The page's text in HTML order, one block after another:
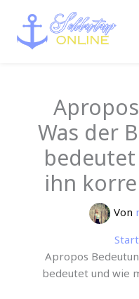
Inhalt
springen
Was der
ihn
Von
Start
Apropos
bedeutet und wie